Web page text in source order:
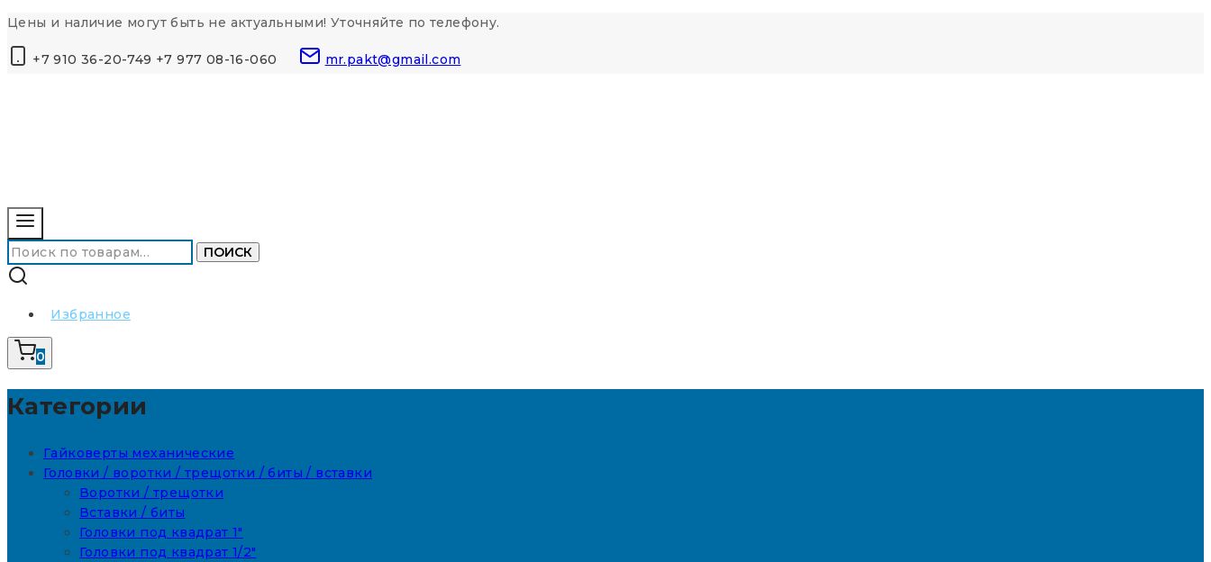
Перейти
контенту
Цены и наличие могут быть не актуальными! Уточняйте по телефону.
+7 910 36-20-749 +7 977 08-16-060 mr.pakt@gmail.com
Искать: ПОИСК
Избранное
0
Категории
Гайковерты механические
Головки / воротки / трещотки / биты / вставки
Воротки / трещотки
Вставки / биты
Головки под квадрат 1"
Головки под квадрат 1/2"